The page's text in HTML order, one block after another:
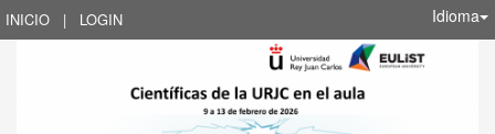
INICIO | LOGIN Idioma